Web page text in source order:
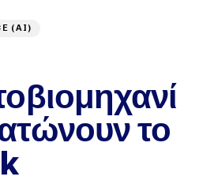
(AI)
το